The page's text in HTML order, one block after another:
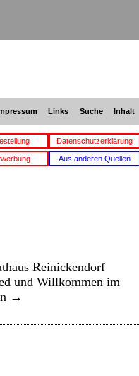
Links Suche Inhalt
Datenschutzerklärung
Aus anderen Quellen
Reinickendorf
und Willkommen im
→